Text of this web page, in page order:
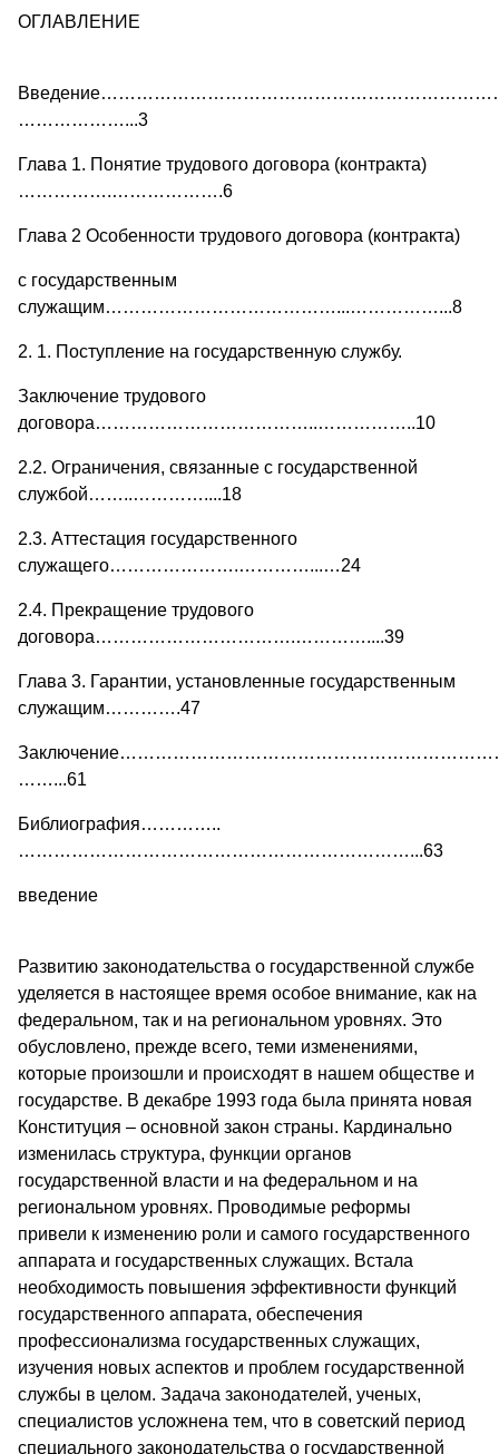
ОГЛАВЛЕНИЕ
………………...3
Глава 1. Понятие трудового договора (контракта)
…………….……………….6
Глава 2 Особенности трудового договора (контракта)
с государственным
служащим…………………………………...……………...8
2. 1. Поступление на государственную службу.
Заключение трудового
договора………………………………..……………..10
2.2. Ограничения, связанные с государственной
службой……..…………....18
2.3. Аттестация государственного
служащего………………….…………...…24
2.4. Прекращение трудового
договора…………………………….…………....39
Глава 3. Гарантии, установленные государственным
служащим………….47
……...61
Библиография…………..
…………………………………………………………...63
введение
Развитию законодательства о государственной службе
уделяется в настоящее время особое внимание, как на
федеральном, так и на региональном уровнях. Это
обусловлено, прежде всего, теми изменениями,
которые произошли и происходят в нашем обществе и
государстве. В декабре 1993 года была принята новая
Конституция – основной закон страны. Кардинально
изменилась структура, функции органов
государственной власти и на федеральном и на
региональном уровнях. Проводимые реформы
привели к изменению роли и самого государственного
аппарата и государственных служащих. Встала
необходимость повышения эффективности функций
государственного аппарата, обеспечения
профессионализма государственных служащих,
изучения новых аспектов и проблем государственной
службы в целом. Задача законодателей, ученых,
специалистов усложнена тем, что в советский период
специального законодательства о государственной